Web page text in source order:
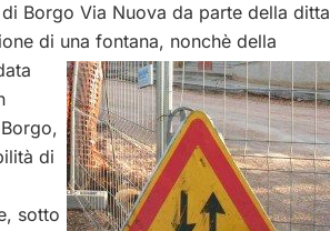
Borgo Via Nuova da parte della ditta
di una fontana, nonchè della
di
sotto